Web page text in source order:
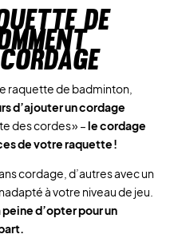
DE
raquette de badminton,
d’ajouter un cordage
des cordes » –le cordage
de votre raquette !
cordage, d’autres avec un
à votre niveau de jeu.
d’opter pour un